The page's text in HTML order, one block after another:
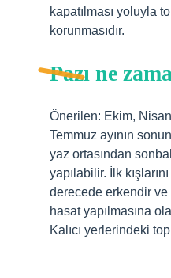
kapatılması yoluyla
korunmasıdır.
Pazı ne
Önerilen: Ekim, Nisan
Temmuz ayının
yaz ortasından
yapılabilir. İlk
derecede erkendir
hasat yapılmasına
Kalıcı yerlerindeki